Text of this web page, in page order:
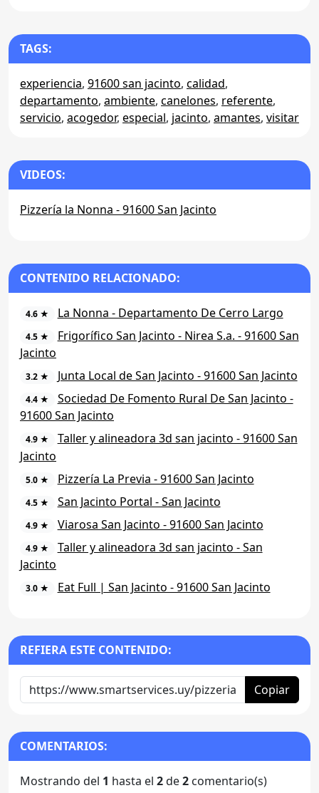
TAGS:
experiencia, 91600 san jacinto, calidad,
departamento, ambiente, canelones, referente,
servicio, acogedor, especial, jacinto, amantes, visitar
VIDEOS:
Pizzería la Nonna - 91600 San Jacinto
CONTENIDO RELACIONADO:
4.6 ★ La Nonna - Departamento De Cerro Largo
4.5 ★
Frigorífico San Jacinto - Nirea S.a. - 91600 San
Jacinto
3.2 ★ Junta Local de San Jacinto - 91600 San Jacinto
4.4 ★
Sociedad De Fomento Rural De San Jacinto -
91600 San Jacinto
4.9 ★
Taller y alineadora 3d san jacinto - 91600 San
Jacinto
5.0 ★ Pizzería La Previa - 91600 San Jacinto
4.5 ★ San Jacinto Portal - San Jacinto
4.9 ★ Viarosa San Jacinto - 91600 San Jacinto
4.9 ★
Taller y alineadora 3d san jacinto - San
Jacinto
3.0 ★ Eat Full | San Jacinto - 91600 San Jacinto
REFIERA ESTE CONTENIDO:
Copiar
COMENTARIOS:
Mostrando del 1 hasta el 2de2 comentario(s)